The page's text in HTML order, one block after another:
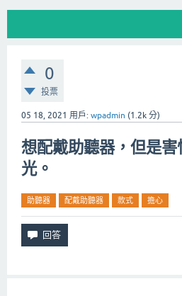
0
投票
05 18, 2021 用戶: wpadmin (1.2k 分)
想配戴助聽器，但是
光。
助聽器 配戴助聽器 款式 擔心